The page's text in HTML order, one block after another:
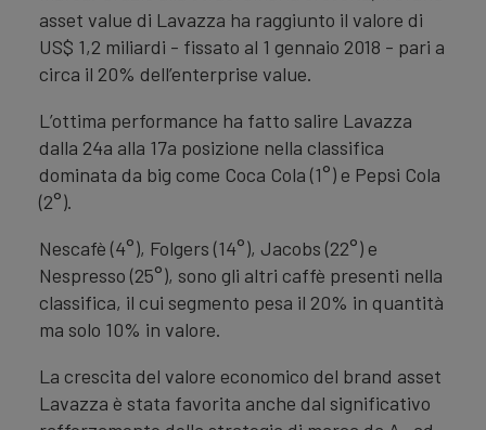
asset value di Lavazza ha raggiunto il valore di
US$ 1,2 miliardi - fissato al 1 gennaio 2018 - pari a
circa il 20% dell’enterprise value.
L’ottima performance ha fatto salire Lavazza
dalla 24a alla 17a posizione nella classifica
dominata da big come Coca Cola (1°) e Pepsi Cola
(2°).
Nescafè (4°), Folgers (14°), Jacobs (22°) e
Nespresso (25°), sono gli altri caffè presenti nella
classifica, il cui segmento pesa il 20% in quantità
ma solo 10% in valore.
La crescita del valore economico del brand asset
Lavazza è stata favorita anche dal significativo